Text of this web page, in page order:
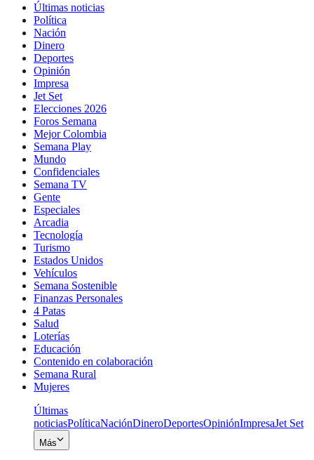
Últimas noticias
Política
Nación
Dinero
Deportes
Opinión
Impresa
Jet Set
Elecciones 2026
Foros Semana
Mejor Colombia
Semana Play
Mundo
Confidenciales
Semana TV
Gente
Especiales
Arcadia
Tecnología
Turismo
Estados Unidos
Vehículos
Semana Sostenible
Finanzas Personales
4 Patas
Salud
Loterías
Educación
Contenido en colaboración
Semana Rural
Mujeres
Últimas
noticiasPolíticaNaciónDineroDeportesOpiniónImpresaJet Set
Más